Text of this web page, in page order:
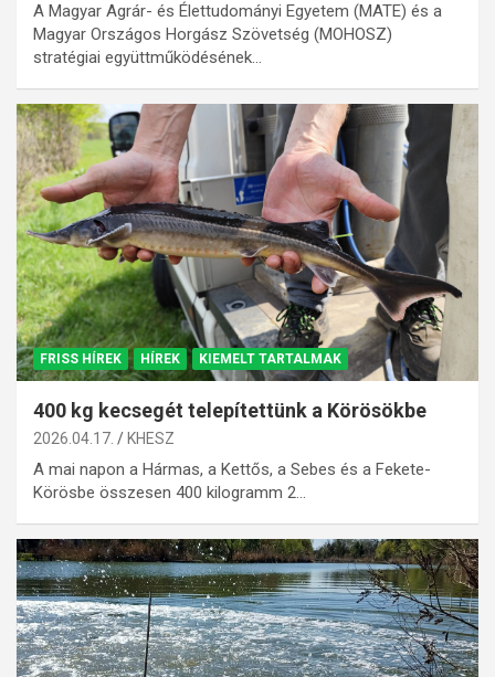
A Magyar Agrár- és Élettudományi Egyetem (MATE) és a
Magyar Országos Horgász Szövetség (MOHOSZ)
stratégiai együttműködésének…
FRISS HÍREK HÍREK KIEMELT TARTALMAK
400 kg kecsegét telepítettünk a Körösökbe
2026.04.17. KHESZ
A mai napon a Hármas, a Kettős, a Sebes és a Fekete-
Körösbe összesen 400 kilogramm 2…